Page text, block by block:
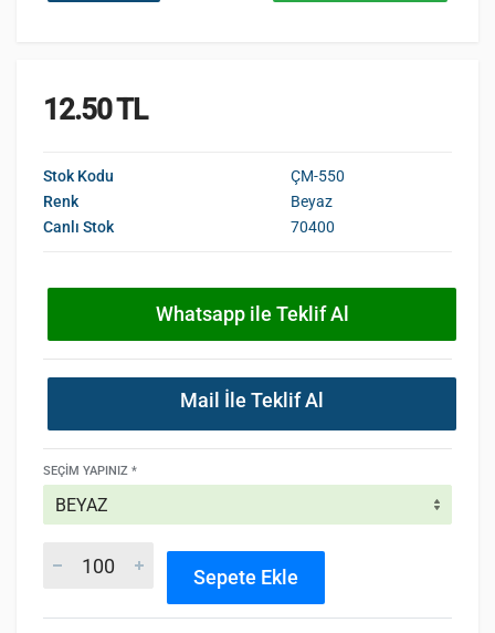
12.50 TL
Stok Kodu
ÇM-550
Renk
Beyaz
Canlı Stok
70400
Whatsapp ile Teklif Al
Mail İle Teklif Al
SEÇIM YAPINIZ *
Sepete Ekle